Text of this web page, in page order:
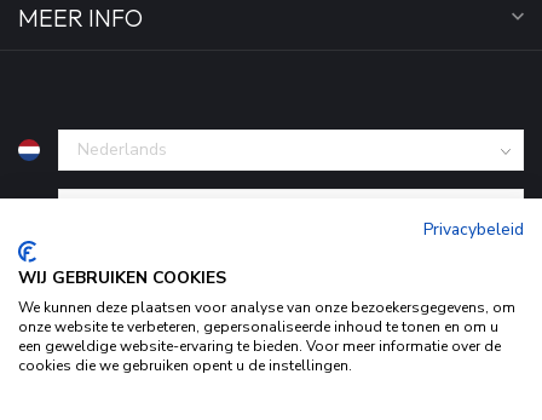
MEER INFO
Privacybeleid
WIJ GEBRUIKEN COOKIES
We kunnen deze plaatsen voor analyse van onze bezoekersgegevens, om
onze website te verbeteren, gepersonaliseerde inhoud te tonen en om u
een geweldige website-ervaring te bieden. Voor meer informatie over de
cookies die we gebruiken opent u de instellingen.